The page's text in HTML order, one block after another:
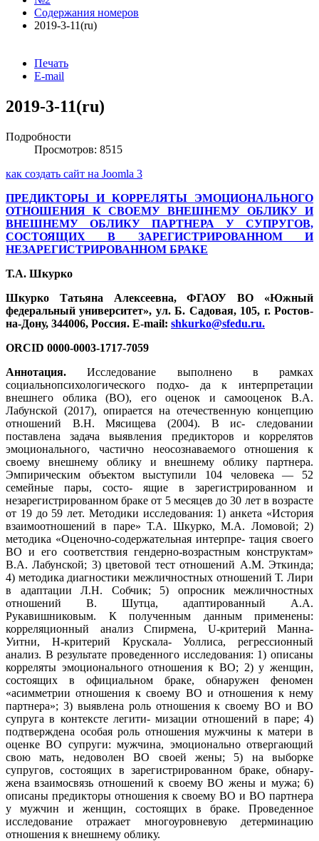
Содержания номеров
2019-3-11(ru)
Печать
E-mail
2019-3-11(ru)
Подробности
Просмотров: 8515
как создать сайт на Joomla 3
ПРЕДИКТОРЫ И КОРРЕЛЯТЫ ЭМОЦИОНАЛЬНОГО
ОТНОШЕНИЯ К СВОЕМУ ВНЕШНЕМУ ОБЛИКУ И
ВНЕШНЕМУ ОБЛИКУ ПАРТНЕРА У СУПРУГОВ,
СОСТОЯЩИХ В ЗАРЕГИСТРИРОВАННОМ И
НЕЗАРЕГИСТРИРОВАННОМ БРАКЕ
Т.А. Шкурко
Шкурко Татьяна Алексеевна, ФГАОУ ВО «Южный
федеральный университет», ул. Б. Садовая, 105, г. Ростов-
на-Дону, 344006, Россия. E-mail: shkurko@sfedu.ru.
ORCID 0000-0003-1717-7059
Аннотация. Исследование выполнено в рамках
социальнопсихологического подхо- да к интерпретации
внешнего облика (ВО), его оценок и самооценок В.А.
Лабунской (2017), опирается на отечественную концепцию
отношений В.Н. Мясищева (2004). В ис- следовании
поставлена задача выявления предикторов и коррелятов
эмоционального, частично неосознаваемого отношения к
своему внешнему облику и внешнему облику партнера.
Эмпирическим объектом выступили 104 человека — 52
семейные пары, состо- ящие в зарегистрированном и
незарегистрированном браке от 5 месяцев до 30 лет в возрасте
от 19 до 59 лет. Методики исследования: 1) анкета «История
взаимоотношений в паре» Т.А. Шкурко, М.А. Ломовой; 2)
методика «Оценочно-содержательная интерпре- тация своего
ВО и его соответствия гендерно-возрастным конструктам»
В.А. Лабунской; 3) цветовой тест отношений А.М. Эткинда;
4) методика диагностики межличностных отношений Т. Лири
в адаптации Л.Н. Собчик; 5) опросник межличностных
отношений В. Шутца, адаптированный А.А.
Рукавишниковым. К полученным данным применены:
корреляционный анализ Спирмена, U‑критерий Манна-
Уитни, H‑критерий Крускала- Уоллиса, регрессионный
анализ. В результате проведенного исследования: 1) описаны
корреляты эмоционального отношения к ВО; 2) у женщин,
состоящих в официальном браке, обнаружен феномен
«асимметрии отношения к своему ВО и отношения к нему
партнера»; 3) выявлена роль отношения к своему ВО и ВО
супруга в контексте легити- мизации отношений в паре; 4)
подтверждена особая роль отношения мужчины к матери в
оценке ВО супруги: мужчина, эмоционально отвергающий
свою мать, недоволен ВО своей жены; 5) на выборке
супругов, состоящих в зарегистрированном браке, обнару-
жена взаимосвязь отношений к своему ВО жены и мужа; 6)
описаны предикторы отношения к своему ВО и ВО партнера
у мужчин и женщин, состоящих в браке. Проведенное
исследование отражает многоуровневую детерминацию
отношения к внешнему облику.